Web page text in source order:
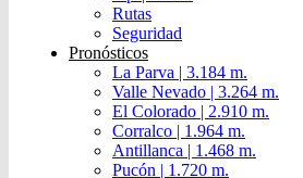
Rutas
Seguridad
Pronósticos
La Parva | 3.184 m.
Valle Nevado | 3.264 m.
El Colorado | 2.910 m.
Corralco | 1.964 m.
Antillanca | 1.468 m.
Pucón | 1.720 m.